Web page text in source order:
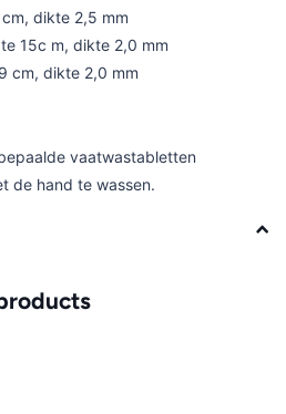
dikte 2,5 mm
15c m, dikte 2,0 mm
cm, dikte 2,0 mm
vaatwastabletten
de hand te wassen.